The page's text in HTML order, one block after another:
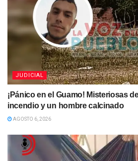
JUDICIAL
¡Pánico en el Guamo! Misteriosas
incendio y un hombre calcinado
AGOSTO 6, 2026